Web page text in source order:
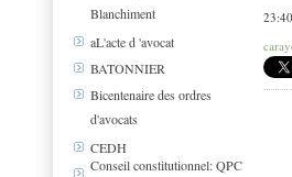
Blanchiment
aL'acte d 'avocat
BATONNIER
Bicentenaire des ordres
d'avocats
CEDH
Conseil constitutionnel: QPC